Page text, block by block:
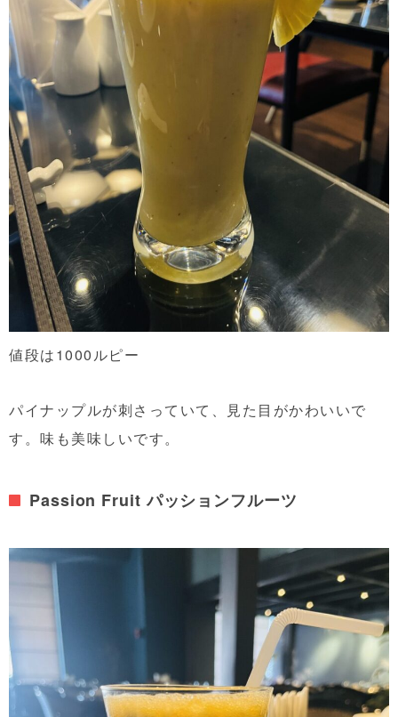
値段は1000ルピー
パイナップルが刺さっていて、見た目がかわいいで
す。味も美味しいです。
Passion Fruit パッションフルーツ